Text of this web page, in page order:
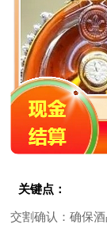
关键点：
交割确认 ：确保